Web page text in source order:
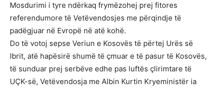
Mosdurimi i tyre ndërkaq frymëzohej prej fitores
referendumore të Vetëvendosjes me përqindje të
padëgjuar në Evropë në atë kohë.
Do të votoj sepse Veriun e Kosovës të përtej Urës së
Ibrit, atë hapësirë shumë të çmuar e të pasur të Kosovës,
të sunduar prej serbëve edhe pas luftës çlirimtare të
UÇK-së, Vetëvendosja me Albin Kurtin Kryeministër ia